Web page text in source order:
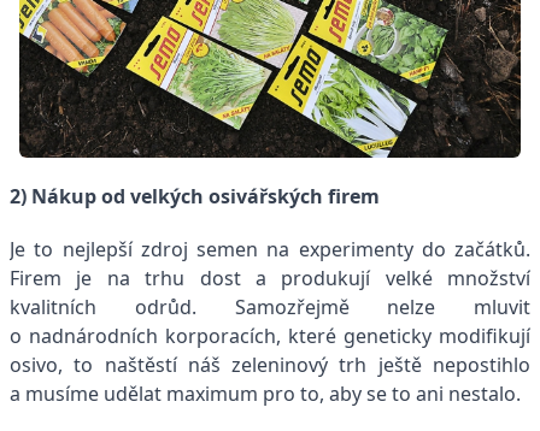
2) Nákup od velkých osivářských firem
Je to nejlepší zdroj semen na experimenty do začátků.
Firem je na trhu dost a produkují velké množství
kvalitních odrůd. Samozřejmě nelze mluvit
o nadnárodních korporacích, které geneticky modifikují
osivo, to naštěstí náš zeleninový trh ještě nepostihlo
a musíme udělat maximum pro to, aby se to ani nestalo.